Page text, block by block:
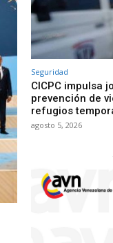
Seguridad
CICPC impulsa
prevención de
refugios
agosto 5, 2026